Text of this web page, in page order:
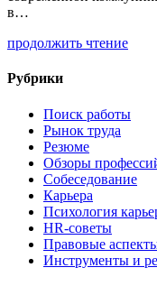
в…
продолжить чтение
Рубрики
Поиск работы
Рынок труда
Резюме
Обзоры
Собеседование
Карьера
Психология
HR-советы
Правовые
Инструменты и